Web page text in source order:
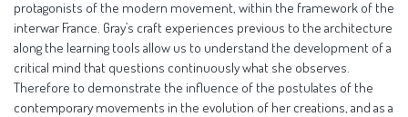
protagonists of the modern movement, within the framework of the
interwar France. Gray’s craft experiences previous to the architecture
along the learning tools allow us to understand the development of a
critical mind that questions continuously what she observes.
Therefore to demonstrate the influence of the postulates of the
contemporary movements in the evolution of her creations, and as a